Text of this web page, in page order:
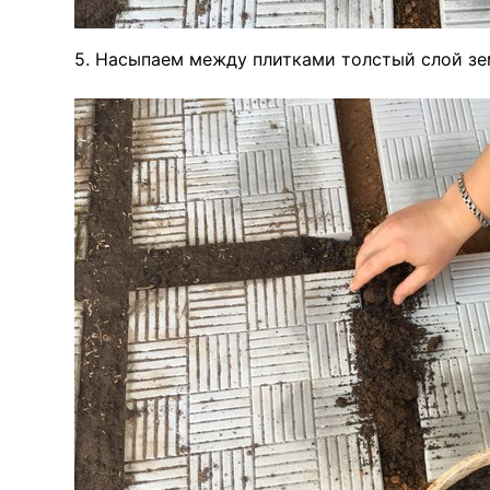
5. Насыпаем между плитками толстый слой